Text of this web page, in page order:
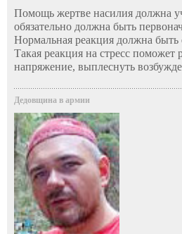
Помощь жертве насилия должна
обязательно должна быть
Нормальная реакция должна быть
Такая реакция на стресс поможет
напряжение, выплеснуть
Дедовщина в армии